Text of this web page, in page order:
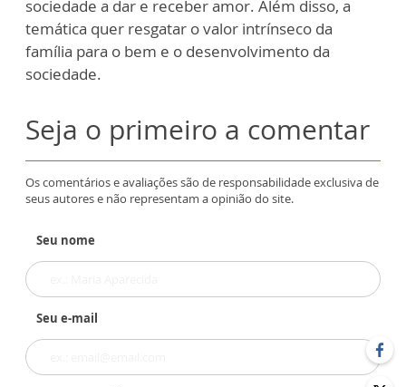
sociedade a dar e receber amor. Além disso, a
temática quer resgatar o valor intrínseco da
família para o bem e o desenvolvimento da
sociedade.
Seja o primeiro a comentar
Os comentários e avaliações são de responsabilidade exclusiva de
seus autores e não representam a opinião do site.
Seu nome
Seu e-mail